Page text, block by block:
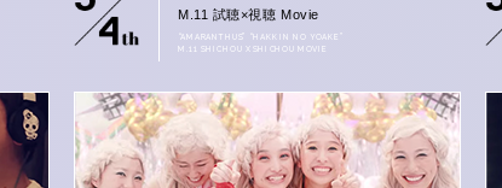
M.11 試聴×視聴 Movie
“AMARANTHUS” “HAKKIN NO YOAKE”
M.11 SHICHOU X SHICHOU MOVIE